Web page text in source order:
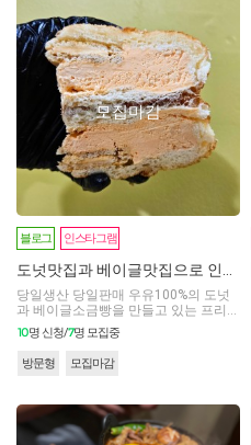
모집마감
블로그 인스타그램
당일생산 당일판매 우유100%의 도넛
과 베이글소금빵을 만들고 있는 프리미
엄 디저트 카페
10명 신청/7명 모집중
방문형 모집마감